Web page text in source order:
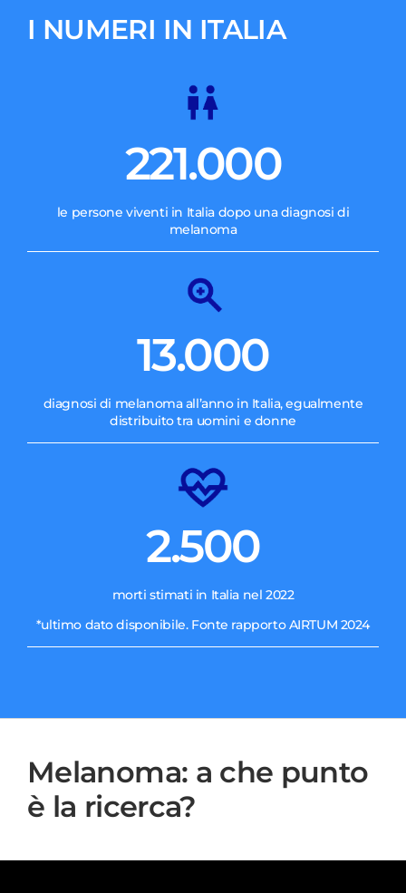
I NUMERI IN ITALIA
221.000
le persone viventi in Italia dopo una diagnosi di
melanoma
13.000
diagnosi di melanoma all’anno in Italia, egualmente
distribuito tra uomini e donne
2.500
morti stimati in Italia nel 2022
*ultimo dato disponibile. Fonte rapporto AIRTUM 2024
Melanoma: a che punto
è la ricerca?